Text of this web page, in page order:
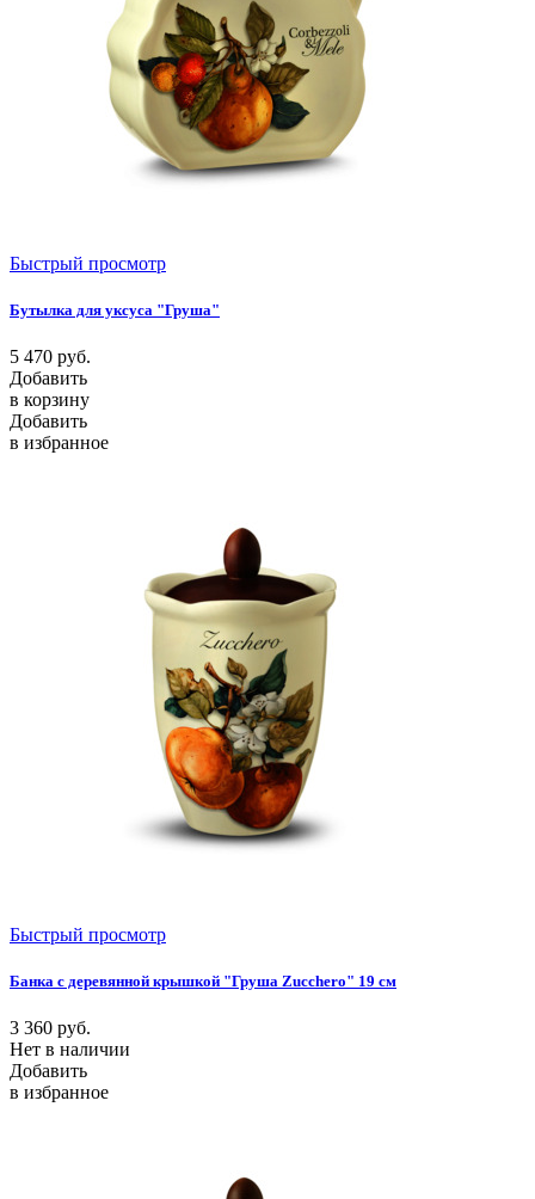
Быстрый просмотр
Бутылка для уксуса "Груша"
5 470 руб.
Добавить
в корзину
Добавить
в избранное
Быстрый просмотр
Банка с деревянной крышкой "Груша Zucchero" 19 см
3 360 руб.
Нет в наличии
Добавить
в избранное